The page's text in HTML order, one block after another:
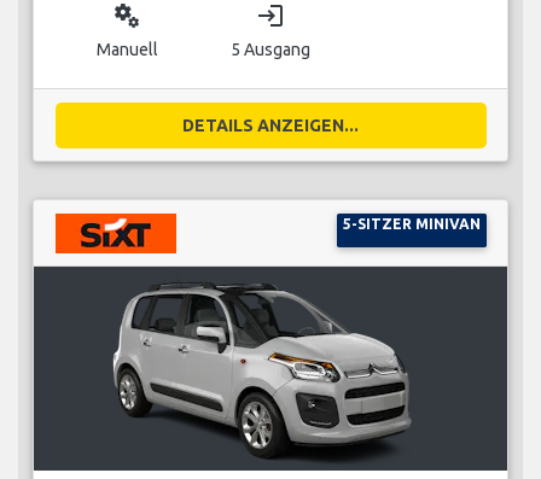
miscellaneous_services
Manuell
login
5 Ausgang
DETAILS ANZEIGEN...
5-SITZER MINIVAN